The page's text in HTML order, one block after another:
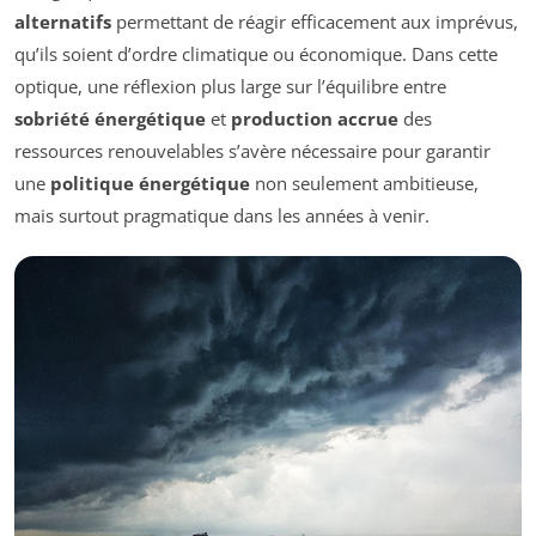
alternatifs permettant de réagir efficacement aux imprévus,
qu’ils soient d’ordre climatique ou économique. Dans cette
optique, une réflexion plus large sur l’équilibre entre
sobriété énergétique et production accrue des
ressources renouvelables s’avère nécessaire pour garantir
une politique énergétique non seulement ambitieuse,
mais surtout pragmatique dans les années à venir.